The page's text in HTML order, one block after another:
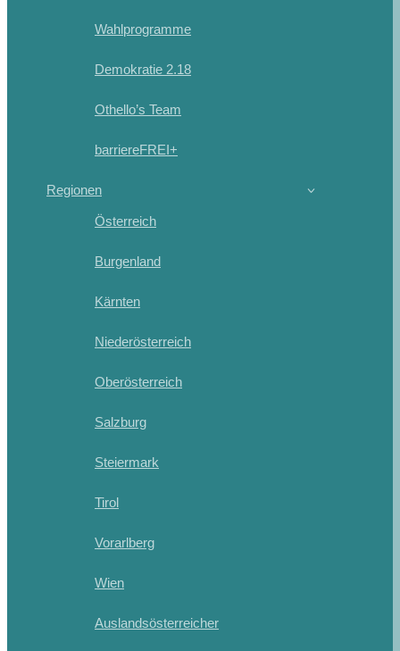
Wahlprogramme
Demokratie 2.18
Othello’s Team
barriereFREI+
Regionen
Österreich
Burgenland
Kärnten
Niederösterreich
Oberösterreich
Salzburg
Steiermark
Tirol
Vorarlberg
Wien
Auslandsösterreicher